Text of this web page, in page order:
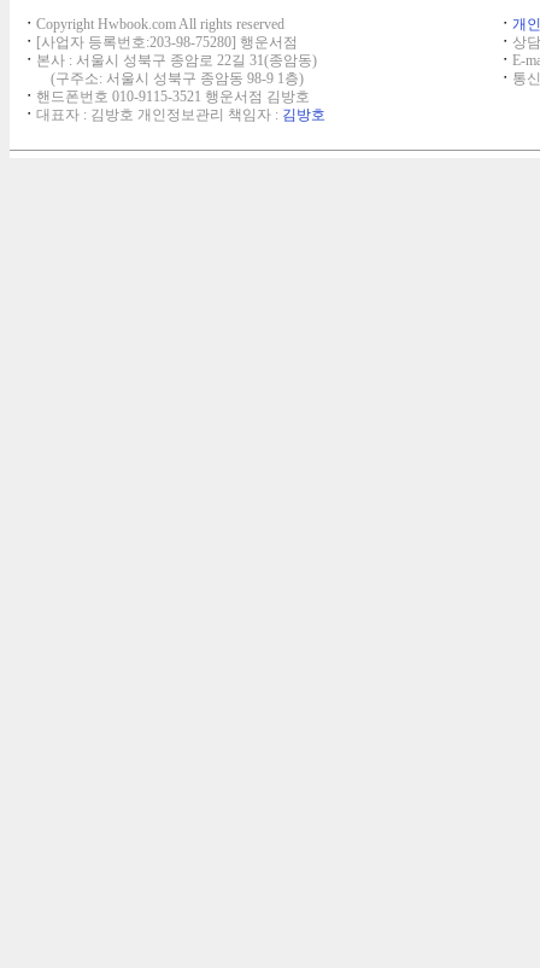
ㆍ Copyright Hwbook.com All rights reserved
ㆍ [사업자 등록번호:203-98-75280] 행운서점
ㆍ 본사 : 서울시 성북구 종암로 22길 31(종암동)
(구주소: 서울시 성북구 종암동 98-9 1층)
ㆍ 핸드폰번호 010-9115-3521 행운서점 김방호
ㆍ 대표자 : 김방호 개인정보관리 책임자 : 김방호
ㆍ 개
ㆍ 상
ㆍ E-
ㆍ 통